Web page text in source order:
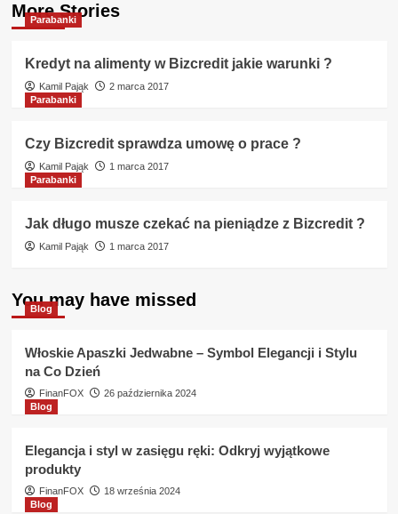
More Stories
Parabanki
Kredyt na alimenty w Bizcredit jakie warunki ?
Kamil Pająk
2 marca 2017
Parabanki
Czy Bizcredit sprawdza umowę o prace ?
Kamil Pająk
1 marca 2017
Parabanki
Jak długo musze czekać na pieniądze z Bizcredit ?
Kamil Pająk 1 marca 2017
You may have missed
Blog
Włoskie Apaszki Jedwabne – Symbol Elegancji i Stylu
na Co Dzień
FinanFOX
26 października 2024
Blog
Elegancja i styl w zasięgu ręki: Odkryj wyjątkowe
produkty
FinanFOX
18 września 2024
Blog